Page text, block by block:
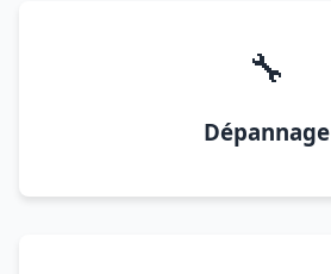
🔧
Dépannage